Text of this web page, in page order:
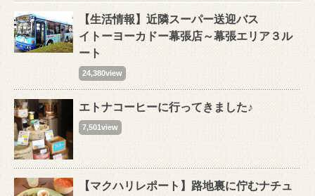
【生活情報】近隣スーパー送迎バス
イトーヨーカドー幕張店～幕張エリア３ル
ート
24,380view
エトナコーヒーに行ってきました♪
7,501view
【マクハリレポート】路地裏に佇むナチュ